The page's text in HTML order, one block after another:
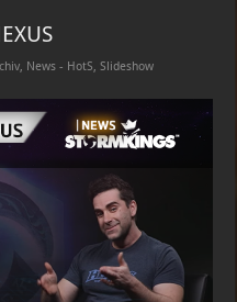
, News - HotS,Slideshow